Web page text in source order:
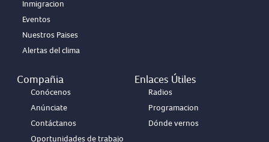
Inmigracion
Eventos
Nuestros Paises
Alertas del clima
Compañia
Conócenos
Anúnciate
Contáctanos
Oportunidades de trabajo
Enlaces Útiles
Radios
Programacion
Dónde vernos